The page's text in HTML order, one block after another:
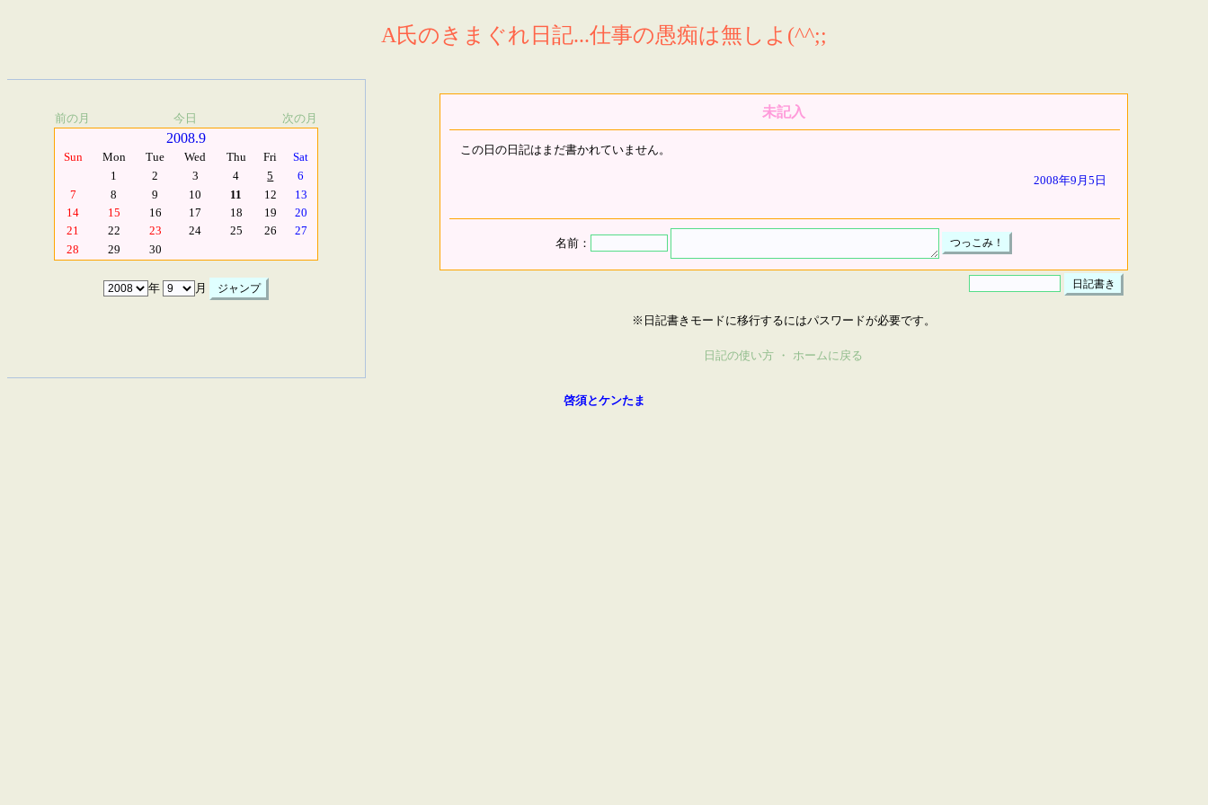
A氏のきまぐれ日記...仕事の愚痴は無しよ(^^;;
前の月 今日 次の月
2008.9
Sun Mon Tue Wed Thu Fri
Sat
1
2 3 4 5
6
7
8 9 10 11 12
13
14
15 16 17 18 19
20
21
22 23 24 25 26
27
28
29 30
年 月
未記入
この日の日記はまだ書かれていません。
2008年9月5日
名前：
※日記書きモードに移行するにはパスワードが必要です。
日記の使い方 ・ ホームに戻る
啓須とケンたま